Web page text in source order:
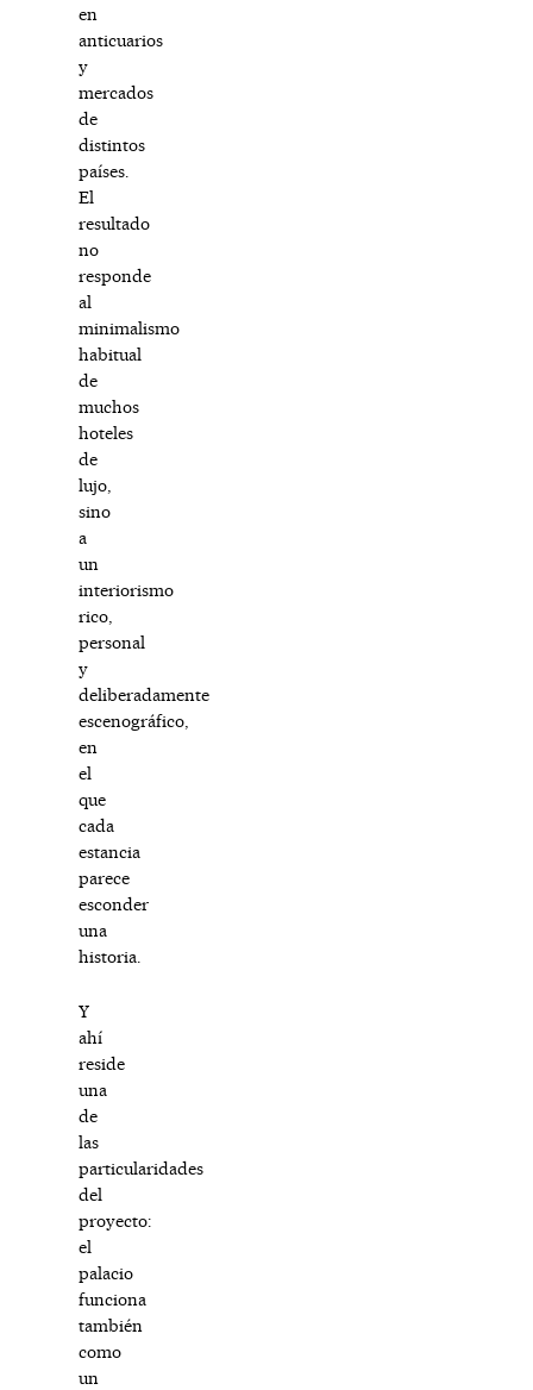
en
anticuarios
y
mercados
de
distintos
países.
El
resultado
no
responde
al
minimalismo
habitual
de
muchos
hoteles
de
lujo,
sino
a
un
interiorismo
rico,
personal
y
deliberadamente
escenográfico,
en
el
que
cada
estancia
parece
esconder
una
historia.
Y
ahí
reside
una
de
las
particularidades
del
proyecto:
el
palacio
funciona
también
como
un